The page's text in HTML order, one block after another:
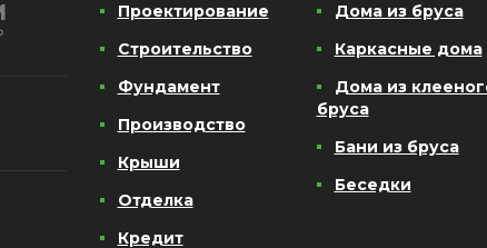
Проектирование
Строительство
Фундамент
Производство
Крыши
Отделка
Кредит
Дома из бруса
Каркасные дома
Дома из
бруса
Бани из бруса
Беседки